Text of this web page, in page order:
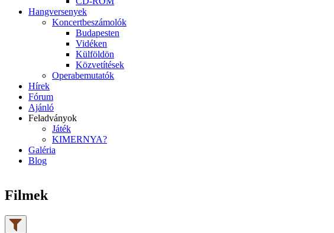
Hangversenyek
Koncertbeszámolók
Budapesten
Vidéken
Külföldön
Közvetítések
Operabemutatók
Hírek
Fórum
Ajánló
Feladványok
Játék
KIMERNYA?
Galéria
Blog
Filmek
